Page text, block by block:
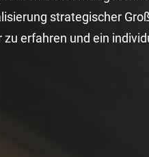
strategischer
erfahren und ein